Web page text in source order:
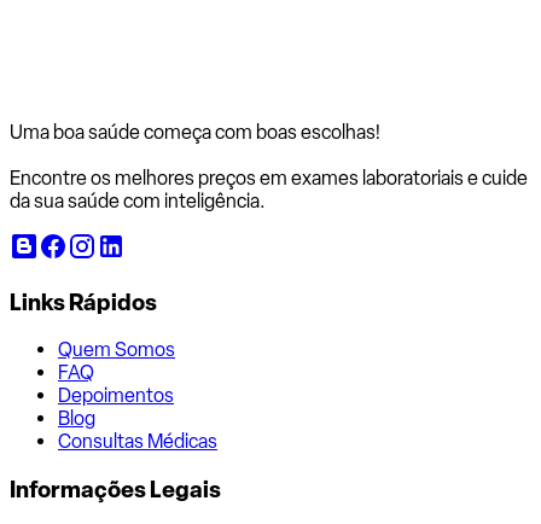
Uma boa saúde começa com boas escolhas!
Encontre os melhores preços em exames laboratoriais e cuide
da sua saúde com inteligência.
Links Rápidos
Quem Somos
FAQ
Depoimentos
Blog
Consultas Médicas
Informações Legais